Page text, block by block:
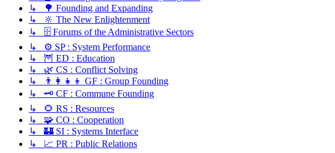
↳ 🌳 Founding and Expanding
↳ 🔆 The New Enlightenment
↳ 🗄️ Forums of the Administrative Sectors
↳ ⚙️ SP : System Performance
↳ 🦉 ED : Education
↳ 🌿 CS : Conflict Solving
↳ 👨‍👩‍👧‍👦 GF : Group Founding
↳ 🗝️ CF : Commune Founding
↳ 🌻 RS : Resources
↳ 🧩 CO : Cooperation
↳ 🏰 SI : Systems Interface
↳ 📈 PR : Public Relations